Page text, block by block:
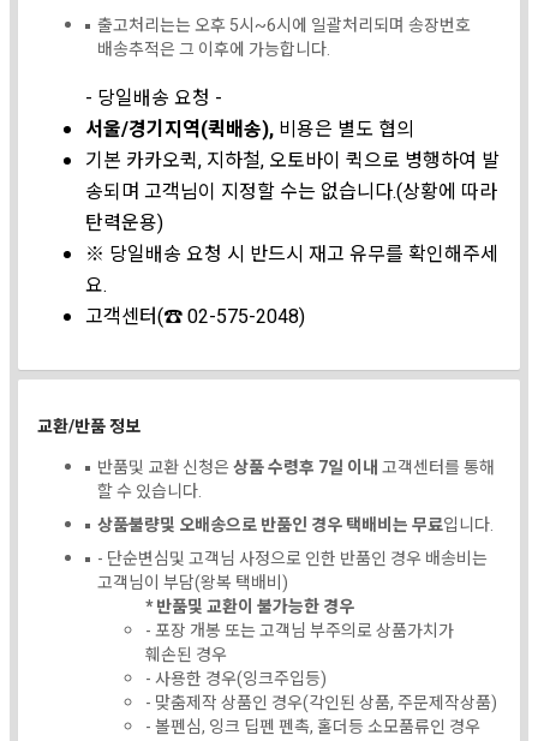
출고처리는는 오후 5시~6시에 일괄처리되며 송장번호
배송추적은 그 이후에 가능합니다.
- 당일배송 요청 -
서울/경기지역(퀵배송), 비용은 별도 협의
기본 카카오퀵, 지하철, 오토바이 퀵으로 병행하여 발
송되며 고객님이 지정할 수는 없습니다.(상황에 따라
탄력운용)
※ 당일배송 요청 시 반드시 재고 유무를 확인해주세
요.
고객센터(☎ 02-575-2048)
교환/반품 정보
반품및 교환 신청은상품 수령후 7일 이내고객센터를 통해
할 수 있습니다.
상품불량및 오배송으로 반품인 경우 택배비는 무료입니다.
- 단순변심및 고객님 사정으로 인한 반품인 경우 배송비는
고객님이 부담(왕복 택배비)
* 반품및 교환이 불가능한 경우
- 포장 개봉 또는 고객님 부주의로 상품가치가
훼손된 경우
- 사용한 경우(잉크주입등)
- 맞춤제작 상품인 경우(각인된 상품, 주문제작상품)
- 볼펜심, 잉크 딥펜 펜촉, 홀더등 소모품류인 경우